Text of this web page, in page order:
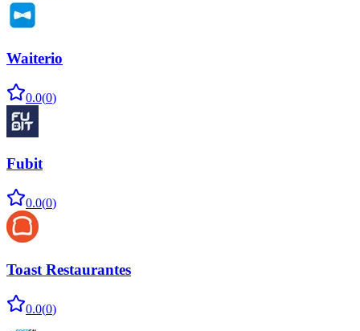
Waiterio
0.0(0)
Fubit
0.0(0)
Toast Restaurantes
0.0(0)